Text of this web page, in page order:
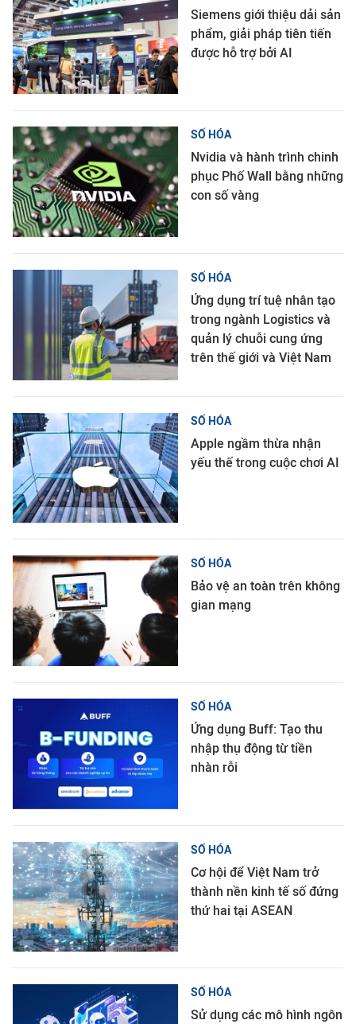
Siemens giới thiệu dải sản
phẩm, giải pháp tiên tiến
được hỗ trợ bởi AI
SỐ HÓA
Nvidia và hành trình chinh
phục Phố Wall bằng những
con số vàng
SỐ HÓA
Ứng dụng trí tuệ nhân tạo
trong ngành Logistics và
quản lý chuỗi cung ứng
trên thế giới và Việt Nam
SỐ HÓA
Apple ngầm thừa nhận
yếu thế trong cuộc chơi AI
SỐ HÓA
Bảo vệ an toàn trên không
gian mạng
SỐ HÓA
Ứng dụng Buff: Tạo thu
nhập thụ động từ tiền
nhàn rỗi
SỐ HÓA
Cơ hội để Việt Nam trở
thành nền kinh tế số đứng
thứ hai tại ASEAN
SỐ HÓA
Sử dụng các mô hình ngôn